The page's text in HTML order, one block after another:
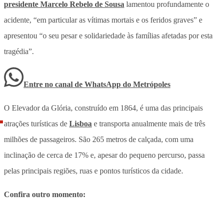
presidente Marcelo Rebelo de Sousa lamentou profundamente o
acidente, “em particular as vítimas mortais e os feridos graves” e
apresentou “o seu pesar e solidariedade às famílias afetadas por esta
tragédia”.
Entre no canal de WhatsApp do Metrópoles
O Elevador da Glória, construído em 1864, é uma das principais
atrações turísticas de Lisboa e transporta anualmente mais de três
milhões de passageiros. São 265 metros de calçada, com uma
inclinação de cerca de 17% e, apesar do pequeno percurso, passa
pelas principais regiões, ruas e pontos turísticos da cidade.
Confira outro momento: